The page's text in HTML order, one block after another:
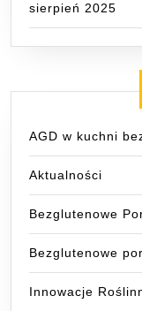
sierpień 2025
AGD w kuchni
Aktualności
Bezglutenowe
Bezglutenowe
Innowacje